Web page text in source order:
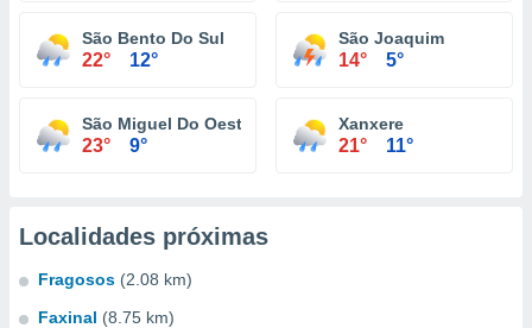
São Bento Do Sul
22° 12°
São Joaquim
14° 5°
São Miguel Do Oeste
23° 9°
Xanxere
21° 11°
Localidades próximas
Fragosos (2.08 km)
Faxinal (8.75 km)